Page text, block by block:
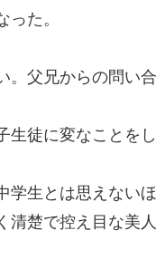
た。
。父兄からの問い
生徒に変なことを
生とは思えない
清楚で控え目な美